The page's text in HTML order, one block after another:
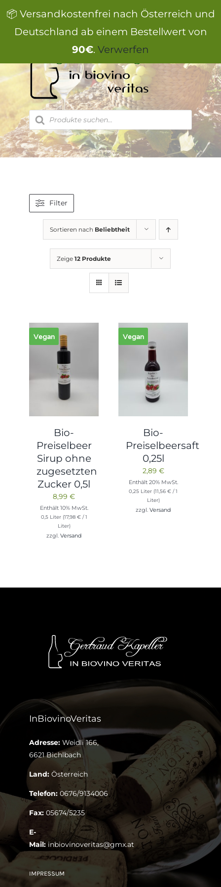
📦 Versandkostenfrei nach Österreich und
Deutschland ab einem Bestellwert von
90€. Verwerfen
Inhalt
springen
Products
search
Filter
Sortieren nach Beliebtheit
Zeige12 Produkte
Vegan
Bio-
Preiselbeer
Sirup ohne
zugesetzten
Zucker 0,5l
8,99€
Enthält 10% MwSt.
0,5 Liter (17,98 €/ 1
Liter)
zzgl.Versand
Vegan
Bio-
Preiselbeersaft
0,25l
2,89 €
Enthält 20% MwSt.
0,25 Liter (11,56€ / 1
Liter)
zzgl.Versand
InBiovinoVeritas
Adresse: Weidli 166,
6621 Bichlbach
Land: Österreich
Telefon: 0676/9134006
Fax: 05674/5235
E-
Mail: inbiovinoveritas@gmx.at
IMPRESSUM